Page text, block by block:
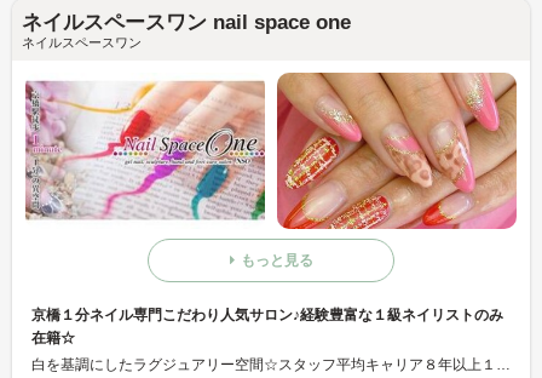
ネイルスペースワン nail space one
ネイルスペースワン
もっと見る
京橋１分ネイル専門こだわり人気サロン♪経験豊富な１級ネイリストのみ
在籍☆
白を基調にしたラグジュアリー空間☆スタッフ平均キャリア８年以上１級ネイリストのみ在籍☆丁寧なカウンセリングと確かな技術で”貴女仕立て”の仕上がりに☆人気のジェルからスカルプチュアまで満足メニューをご用意♪